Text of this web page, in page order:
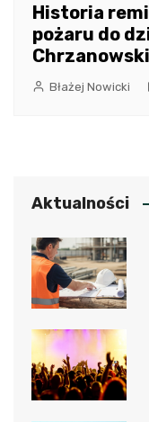
Historia
pożaru do
Błażej Nowicki
Aktualności